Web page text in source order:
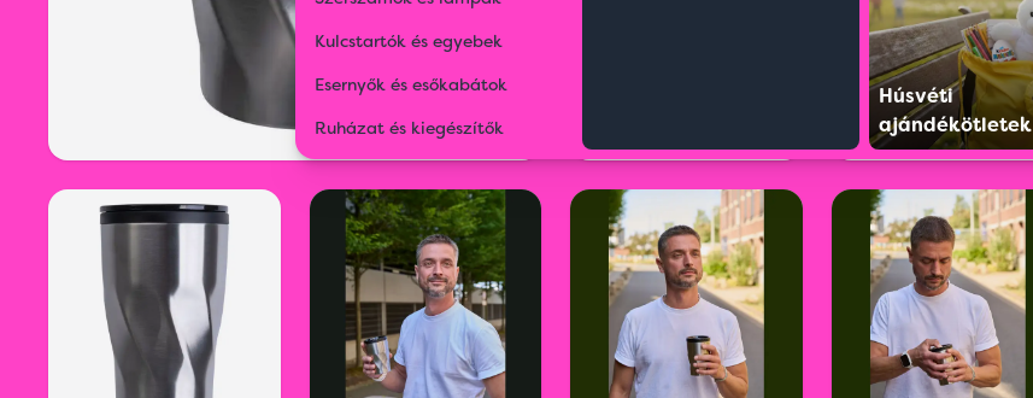
Kulcstartók és egyebek
Esernyők és esőkabátok
Ruházat és kiegészítők
Húsvéti
ajándékötletek